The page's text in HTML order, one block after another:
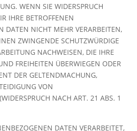
WENN SIE WIDERSPRUCH
IHRE BETROFFENEN
DATEN NICHT MEHR VERARBEITEN,
ZWINGENDE SCHUTZWÜRDIGE
NACHWEISEN, DIE IHRE
FREIHEITEN ÜBERWIEGEN ODER
DER GELTENDMACHUNG,
VON
NACH ART. 21 ABS. 1
DATEN VERARBEITET,